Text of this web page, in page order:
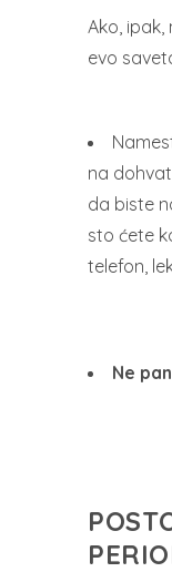
Ako,
evo
na
da biste
sto ćete
telefon,
Ne